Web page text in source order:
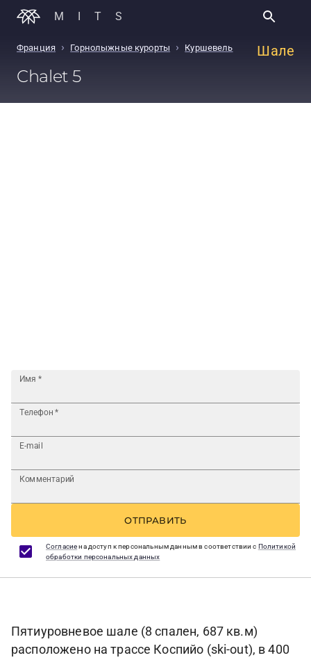
MITS
Шале
Франция › Горнолыжные курорты › Куршевель
Chalet 5
Имя *
Телефон *
E-mail
Комментарий
ОТПРАВИТЬ
Согласиена доступ к персональным данным в соответствии с Политикой
обработки персональных данных
Пятиуровневое шале (8 спален, 687 кв.м)
расположено на трассе Коспийо (ski-out), в 400